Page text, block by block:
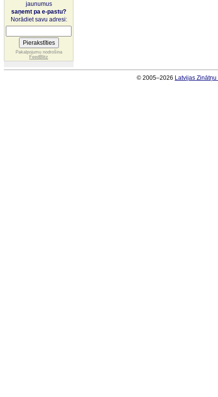
jaunumus
saņemt pa e-pastu?
Norādiet savu adresi:
Pakalpojumu nodrošina
FeedBlitz
© 2005–2026 Latvijas